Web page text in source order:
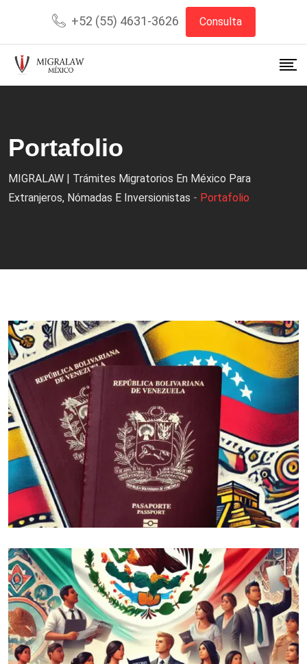
+52 (55) 4631-3626 Consulta
Portafolio
MIGRALAW | Trámites Migratorios En México Para
Extranjeros, Nómadas E Inversionistas - Portafolio